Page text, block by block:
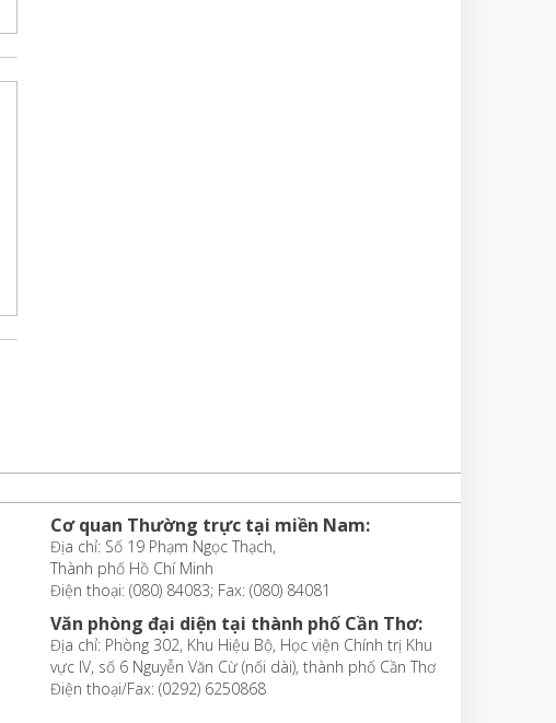
Cơ quan Thường trực tại miền Nam:
Địa chỉ: Số 19 Phạm Ngọc Thạch,
Thành phố Hồ Chí Minh
Điện thoại: (080) 84083; Fax: (080) 84081
Văn phòng đại diện tại thành phố Cần Thơ:
Địa chỉ: Phòng 302, Khu Hiệu Bộ, Học viện Chính trị Khu
vực IV, số 6 Nguyễn Văn Cừ (nối dài), thành phố Cần Thơ
Điện thoại/Fax: (0292) 6250868